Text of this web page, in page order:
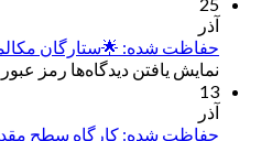
آذر
حفاظت شده: 🌟ستارگان
نمایش یافتن دیدگاه‌ها رمز عبور
13
آذر
حفاظت شده: کارگاه سطح